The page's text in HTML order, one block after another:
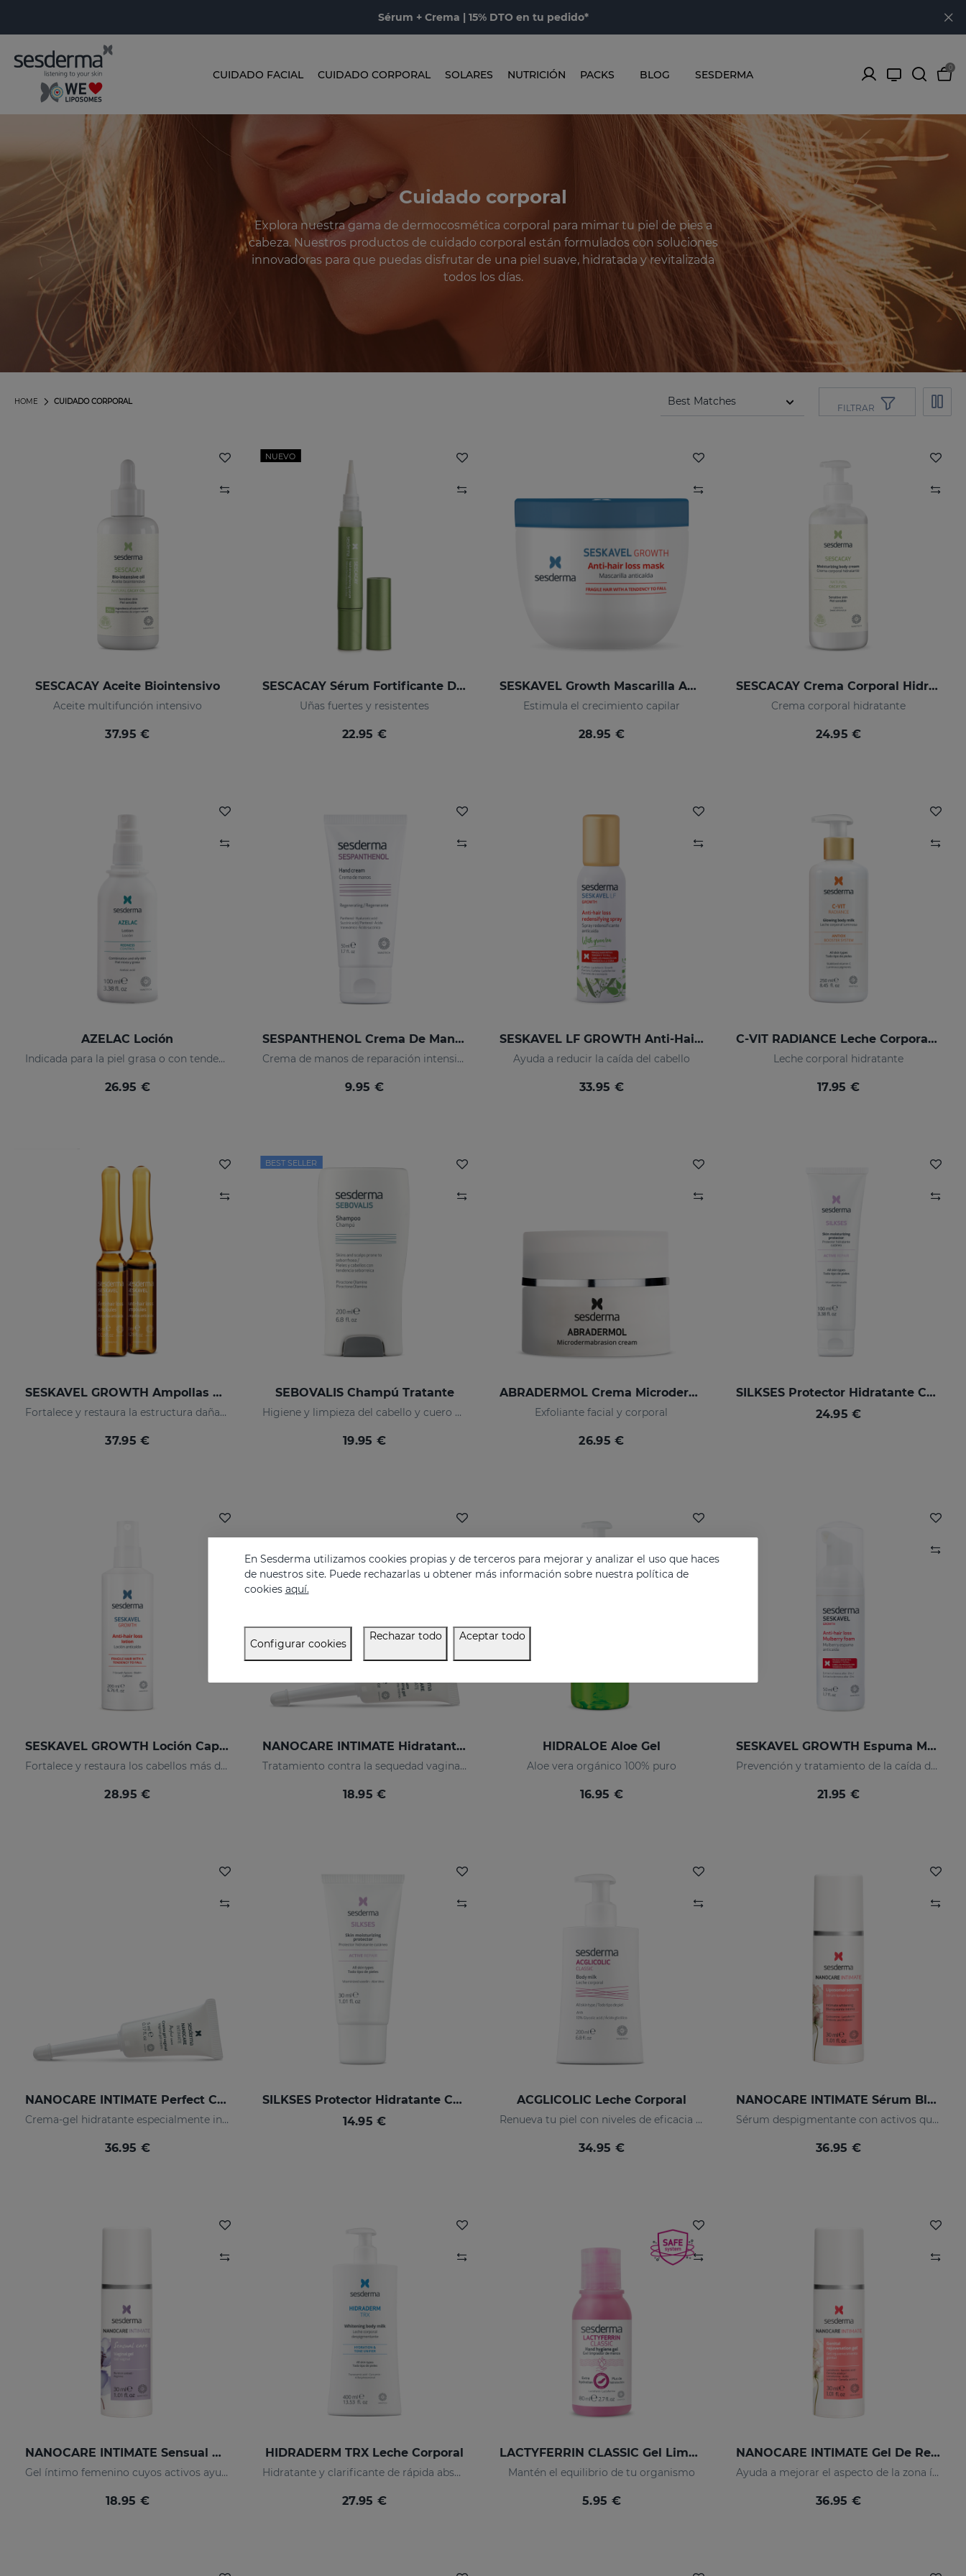
Sérum + Crema | 15% DTO en tu pedido*
CUIDADO FACIAL CUIDADO CORPORAL SOLARES NUTRICIÓN PACKS BLOG SESDERMA
0
Cuidado corporal
Explora nuestra gama de dermocosmética corporal para mimar tu piel de pies a
cabeza. Nuestros productos de cuidado corporal están formulados con soluciones
innovadoras para que puedas disfrutar de una piel suave, hidratada y revitalizada
todos los días.
CUIDADO CORPORAL
HOME
FILTRAR
SESCACAY Aceite Biointensivo
Aceite multifunción intensivo
37.95 €
NUEVO
SESCACAY Sérum Fortificante De Uñas
Uñas fuertes y resistentes
22.95 €
SESKAVEL Growth Mascarilla Anticaída
Estimula el crecimiento capilar
28.95 €
SESCACAY Crema Corporal Hidratante
Crema corporal hidratante
24.95 €
AZELAC Loción
Indicada para la piel grasa o con tendencia acneica
26.95 €
SESPANTHENOL Crema De Manos
Crema de manos de reparación intensiva
9.95 €
SESKAVEL LF GROWTH Anti-Hair Loss Redensifying Spray
Ayuda a reducir la caída del cabello
33.95 €
C-VIT RADIANCE Leche Corporal Luminosa
Leche corporal hidratante
17.95 €
SESKAVEL GROWTH Ampollas Anticaída
Fortalece y restaura la estructura dañada de los cabellos frágiles y débiles, activando su crecimiento.
37.95 €
BEST SELLER
SEBOVALIS Champú Tratante
Higiene y limpieza del cabello y cuero cabelludo
19.95 €
ABRADERMOL Crema Microdermoabrasión
Exfoliante facial y corporal
26.95 €
SILKSES Protector Hidratante Cutáneo 100 Ml
24.95 €
SESKAVEL GROWTH Loción Capilar Anticaída
Fortalece y restaura los cabellos más débiles activando su crecimiento
28.95 €
NANOCARE INTIMATE Hidratante Íntimo 6X 5ML
Tratamiento contra la sequedad vaginal. Humecta y lubrica de forma inmediata y duradera.
18.95 €
HIDRALOE Aloe Gel
Aloe vera orgánico 100% puro
16.95 €
SESKAVEL GROWTH Espuma Mulberry
Prevención y tratamiento de la caída del cabello
21.95 €
NANOCARE INTIMATE Perfect Care
Crema-gel hidratante especialmente indicado para la sequedad vaginal
36.95 €
SILKSES Protector Hidratante Cutáneo 30 Ml
14.95 €
ACGLICOLIC Leche Corporal
Renueva tu piel con niveles de eficacia nunca antes alcanzados
34.95 €
NANOCARE INTIMATE Sérum Blanqueante
Sérum despigmentante con activos que mejoran el tono y la apariencia de la zona íntima.
36.95 €
NANOCARE INTIMATE Sensual Care
Gel íntimo femenino cuyos activos ayudan a incrementar la sensibilidad de la zona íntima.
18.95 €
HIDRADERM TRX Leche Corporal
Hidratante y clarificante de rápida absorción
27.95 €
LACTYFERRIN CLASSIC Gel Limpiador De Manos 80ml
Mantén el equilibrio de tu organismo
5.95 €
NANOCARE INTIMATE Gel De Rejuvenecimiento Genital
Ayuda a mejorar el aspecto de la zona íntima femenina
36.95 €
En Sesderma utilizamos cookies propias y de terceros para mejorar y analizar el uso que haces
de nuestros site. Puede rechazarlas u obtener más información sobre nuestra política de
cookies aquí.
Configurar cookies
Rechazar todo Aceptar todo